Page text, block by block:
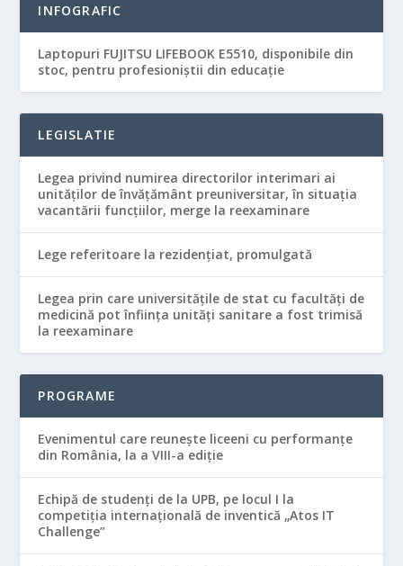
INFOGRAFIC
Laptopuri FUJITSU LIFEBOOK E5510, disponibile din
stoc, pentru profesioniștii din educație
LEGISLATIE
Legea privind numirea directorilor interimari ai
unităţilor de învăţământ preuniversitar, în situaţia
vacantării funcţiilor, merge la reexaminare
Lege referitoare la rezidenţiat, promulgată
Legea prin care universităţile de stat cu facultăţi de
medicină pot înfiinţa unităţi sanitare a fost trimisă
la reexaminare
PROGRAME
Evenimentul care reunește liceeni cu performanțe
din România, la a VIII-a ediție
Echipă de studenţi de la UPB, pe locul I la
competiţia internaţională de inventică „Atos IT
Challenge”